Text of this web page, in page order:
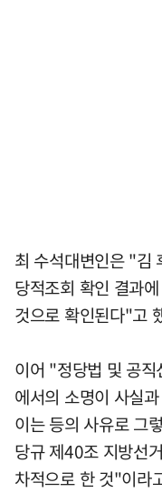
최 수석대변인은 "김
당적조회 확인 결과
것으로 확인된다"고
이어 "정당법 및 공
에서의 소명이 사실
이는 등의 사유로 그
당규 제40조 지방선
차적으로 한 것"이라